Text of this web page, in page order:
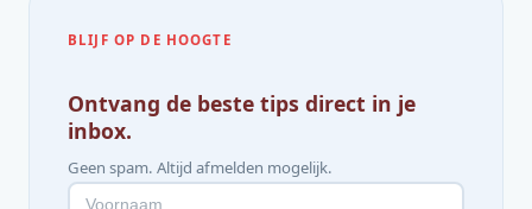
BLIJF OP DE HOOGTE
Ontvang de beste tips direct in je
inbox.
Geen spam. Altijd afmelden mogelijk.